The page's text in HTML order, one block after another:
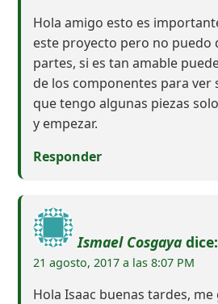
Hola amigo esto es
este proyecto pero no puedo
partes, si es tan amable
de los componentes para ver
que tengo algunas piezas
y empezar.
Responder
Ismael Cosgaya dice:
21 agosto, 2017 a las 8:07 PM
Hola Isaac buenas tardes,